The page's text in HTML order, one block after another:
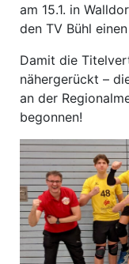
am 15.1. in
den TV Bühl
Damit die
nähergerückt –
an der
begonnen!